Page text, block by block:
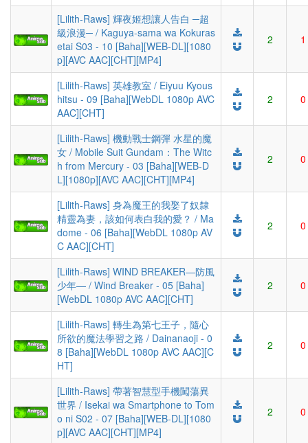
[Lilith-Raws] 輝夜姬想讓人告白 ─超
級浪漫─ / Kaguya-sama wa Kokuras
etai S03 - 10 [Baha][WEB-DL][1080
p][AVC AAC][CHT][MP4]
2 1
[Lilith-Raws] 英雄教室 / Eiyuu Kyous
hitsu - 09 [Baha][WebDL 1080p AVC
AAC][CHT]
2 0
[Lilith-Raws] 機動戰士鋼彈 水星的魔
女 / Mobile Suit Gundam：The Witc
h from Mercury - 03 [Baha][WEB-D
L][1080p][AVC AAC][CHT][MP4]
2 0
[Lilith-Raws] 身為魔王的我娶了奴隸
精靈為妻，該如何表白我的愛？ / Ma
dome - 06 [Baha][WebDL 1080p AV
C AAC][CHT]
2 0
[Lilith-Raws] WIND BREAKER—防風
少年— / Wind Breaker - 05 [Baha]
[WebDL 1080p AVC AAC][CHT]
2 0
[Lilith-Raws] 轉生為第七王子，隨心
所欲的魔法學習之路 / Dainanaoji - 0
8 [Baha][WebDL 1080p AVC AAC][C
HT]
2 0
[Lilith-Raws] 帶著智慧型手機闖蕩異
世界 / Isekai wa Smartphone to Tom
o ni S02 - 07 [Baha][WEB-DL][1080
p][AVC AAC][CHT][MP4]
2 0